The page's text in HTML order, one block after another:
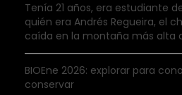
Tenía 21 años, era estudiante
quién era Andrés Regueira, el
caída en la montaña más alta
BIOEne 2026: explorar para
conservar